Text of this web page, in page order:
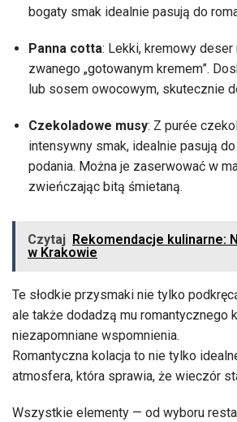
bogaty smak idealnie pasują do
Panna cotta: Lekki, kremowy
zwanego „gotowanym kremem”.
lub sosem owocowym, skutecznie
Czekoladowe musy: Z purée
intensywny smak, idealnie pasują
podania. Można je zaserwować w
zwieńczając bitą śmietaną.
Czytaj Rekomendacje kulinarne:
w Krakowie
Te słodkie przysmaki nie tylko
ale także dodadzą mu romantycznego
niezapomniane wspomnienia.
Romantyczna kolacja to nie tylko
atmosfera, która sprawia, że wieczór
Wszystkie elementy — od wyboru